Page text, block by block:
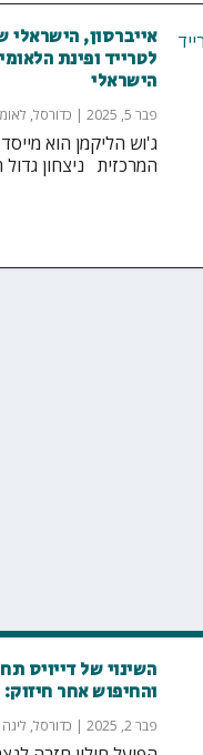
אייברסון, הישראלי
לטרייד ופינת
הישראלי
פבר 5, 2025 | כדורסל,
ג'וש הליקמן הוא
המרכזית ניצחון גדול
השינוי של דייויס
והחיפוש אחר חיזוק:
פבר 2, 2025 | כדורסל, ליגה